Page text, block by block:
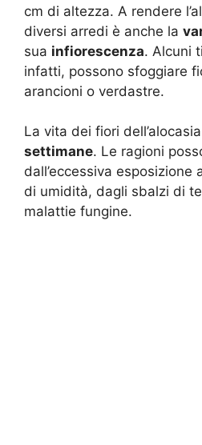
cm di altezza. A rendere
diversi arredi è anche la
sua infiorescenza. Alcuni
infatti, possono sfoggiare
arancioni o verdastre.
La vita dei fiori
settimane. Le ragioni
dall’eccessiva esposizione
di umidità, dagli sbalzi di
malattie fungine.